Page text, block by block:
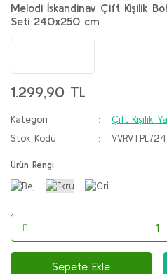
Melodi İskandinav Çift Kişilik
Seti 240x250 cm
1.299,90 TL
Kategori
Çift Kişilik
Stok Kodu
VVRVTPL724
Ürün Rengi
Sepete Ekle